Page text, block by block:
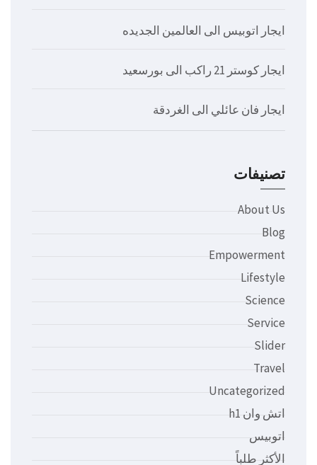
ايجار اتوبيس الى العالمين الجديده
ايجار كوستر 21 راكب الى بورسعيد
ايجار فان عائلي الى الغردقة
تصنيفات
About Us
Blog
Empowerment
Lifestyle
Science
Service
Slider
Travel
Uncategorized
اتش وان h1
اتوبيس
الأكثر طلباً